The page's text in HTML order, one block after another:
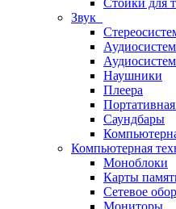
Стойки для
Звук
Наушники
Плеера
Саундбары
Компьютерная
Моноблоки
Карты
Сетевое
Мониторы